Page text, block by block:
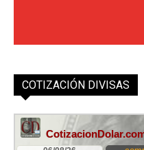
COTIZACIÓN DIVISAS